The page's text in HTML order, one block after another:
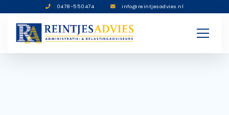
0478-550474 info@reintjesadvies.nl